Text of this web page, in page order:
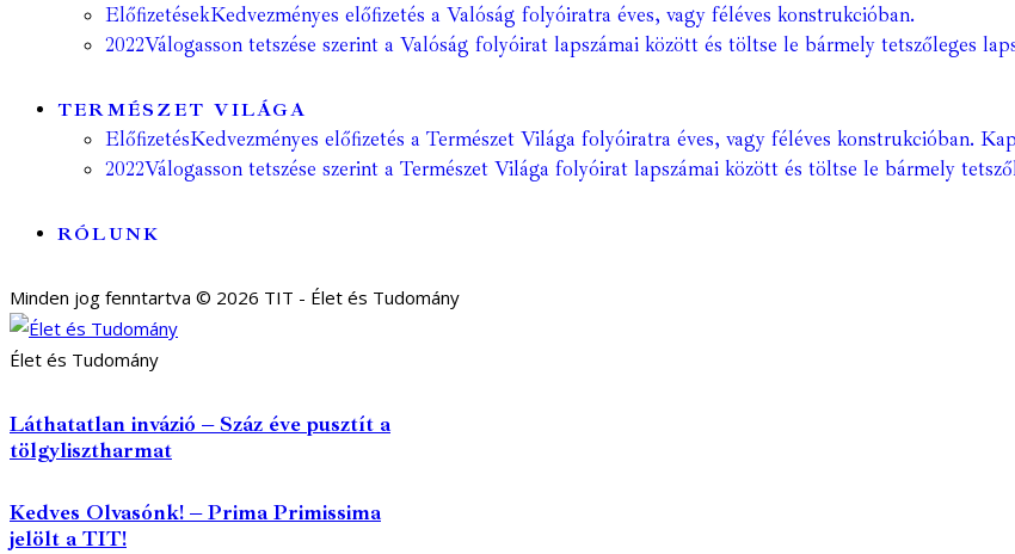
ElőfizetésekKedvezményes előfizetés a Valóság folyóiratra éves, vagy féléves konstrukcióban.
2022Válogasson tetszése szerint a Valóság folyóirat lapszámai között és töltse le bármely tetszőleges
TERMÉSZET VILÁGA
ElőfizetésKedvezményes előfizetés a Természet Világa folyóiratra éves, vagy féléves konstrukcióban.
2022Válogasson tetszése szerint a Természet Világa folyóirat lapszámai között és töltse le bármely
RÓLUNK
Minden jog fenntartva © 2026 TIT - Élet és Tudomány
Élet és Tudomány
Láthatatlan invázió – Száz éve pusztít a
tölgylisztharmat
Kedves Olvasónk! – Prima Primissima
jelölt a TIT!